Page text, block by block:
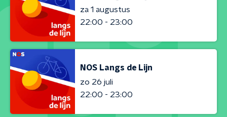
za 1 augustus
22:00 - 23:00
NOS Langs de Lijn
zo 26 juli
22:00 - 23:00